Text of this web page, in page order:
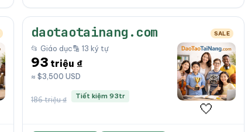
daotaotainang.com SALE
📂 Giáo dục🔡 13 ký tự
93 triệu ₫
≈ $3,500 USD
186 triệu ₫ Tiết kiệm 93tr
🤍